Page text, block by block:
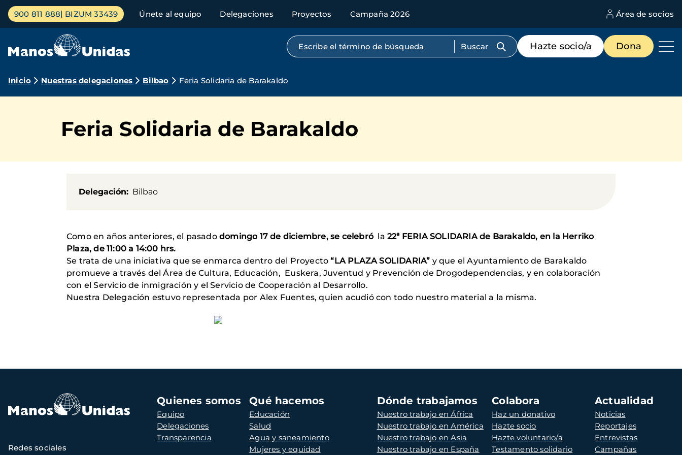
Pasar
contenido
Menú
principal
900 811 888 BIZUM 33439 Únete al equipo Delegaciones Proyectos Campaña 2026 Área de socios
Búsqueda por texto completo
Menú
de
destacados
Hazte socio/a Dona
Ruta
navegación
Inicio Nuestras delegaciones Bilbao Feria Solidaria de Barakaldo
Feria Solidaria de Barakaldo
Delegación Bilbao
Como en años anteriores, el pasado domingo 17 de diciembre, se celebró la22ª FERIA SOLIDARIA de Barakaldo, en la Herriko
Plaza, de 11:00 a 14:00 hrs.
Se trata de una iniciativa que se enmarca dentro del Proyecto“LA PLAZA SOLIDARIA” y que el Ayuntamiento de Barakaldo
promueve a través del Área de Cultura, Educación, Euskera, Juventud y Prevención de Drogodependencias, y en colaboración
con el Servicio de inmigración y el Servicio de Cooperación al Desarrollo.
Nuestra Delegación estuvo representada por Alex Fuentes, quien acudió con todo nuestro material a la misma.
Navegación
principal
Quienes somos
Equipo
Delegaciones
Transparencia
Qué hacemos
Educación
Salud
Agua y saneamiento
Mujeres y equidad
Dónde trabajamos
Nuestro trabajo en África
Nuestro trabajo en América
Nuestro trabajo en Asia
Nuestro trabajo en España
Colabora
Haz un donativo
Hazte socio
Hazte voluntario/a
Testamento solidario
Actualidad
Noticias
Reportajes
Entrevistas
Campañas
Redes sociales